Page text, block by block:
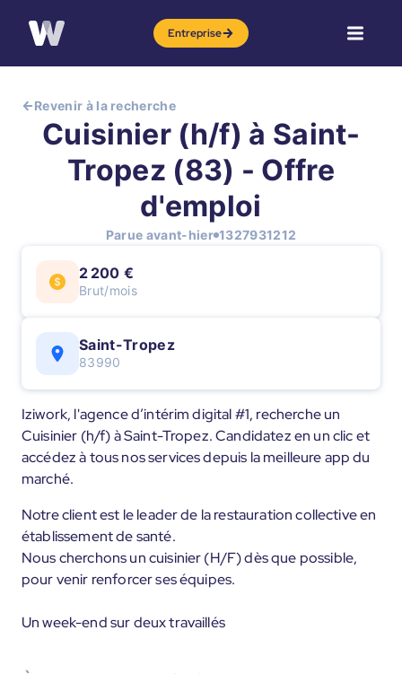
Entreprise
Revenir à la recherche
Cuisinier (h/f) à Saint-
Tropez (83) - Offre
d'emploi
Parue avant-hier 1327931212
2 200 €
Brut/mois
Saint-Tropez
83990
Iziwork, l'agence d’intérim digital #1, recherche un
Cuisinier (h/f) à Saint-Tropez. Candidatez en un clic et
accédez à tous nos services depuis la meilleure app du
marché.
Notre client est le leader de la restauration collective en
établissement de santé.
Nous cherchons un cuisinier (H/F) dès que possible,
pour venir renforcer ses équipes.
Un week-end sur deux travaillés